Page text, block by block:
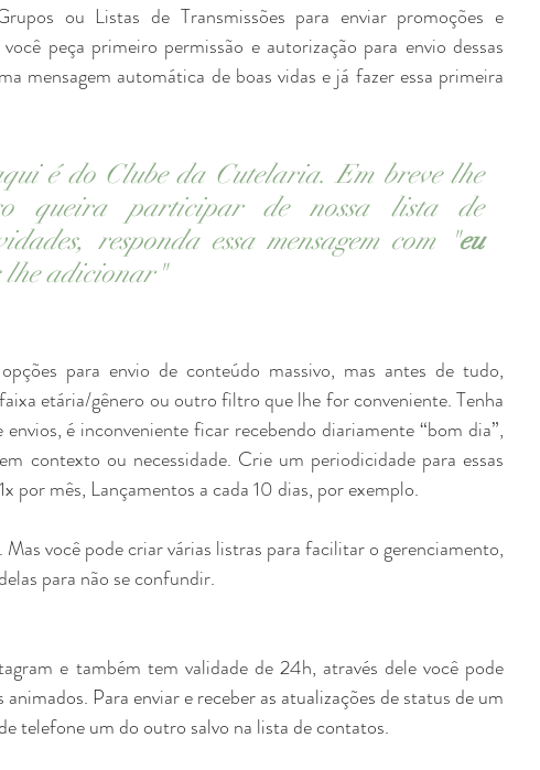
ou Listas de Transmissões para enviar promoções e
peça primeiro permissão e autorização para envio dessas
mensagem automática de boas vidas e já fazer essa primeira
é do Clube da Cutelaria. Em breve lhe
queira participar de nossa lista de
responda essa mensagem com "eu
lhe adicionar"
para envio de conteúdo massivo, mas antes de tudo,
etária/gênero ou outro filtro que lhe for conveniente. Tenha
é inconveniente ficar recebendo diariamente “bom dia”,
contexto ou necessidade. Crie um periodicidade para essas
por mês, Lançamentos a cada 10 dias, por exemplo.
você pode criar várias listras para facilitar o gerenciamento,
para não se confundir.
Para enviar e receber as atualizações de statusde um
telefone um do outro salvo na lista de contatos.